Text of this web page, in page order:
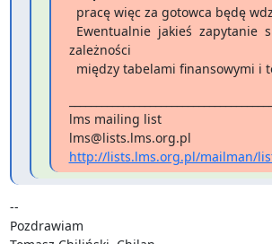
zależności
między tabelami finansowymi i
lms mailing list
http://lists.lms.org.pl/mailman/
--
Pozdrawiam